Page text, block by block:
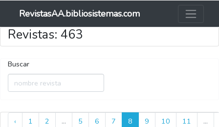
RevistasAA.bibliosistemas.com
Revistas: 463
Buscar
‹ 1 2 ... 5 6 7 8 9 10 11 ...